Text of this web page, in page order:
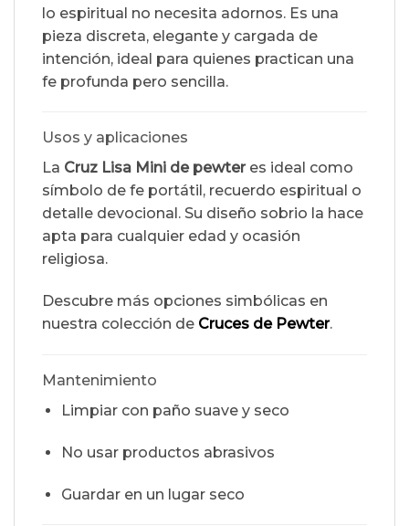
lo espiritual no necesita adornos. Es una
pieza discreta, elegante y cargada de
intención, ideal para quienes practican una
fe profunda pero sencilla.
Usos y aplicaciones
La Cruz Lisa Mini de pewteres ideal como
símbolo de fe portátil, recuerdo espiritual o
detalle devocional. Su diseño sobrio la hace
apta para cualquier edad y ocasión
religiosa.
Descubre más opciones simbólicas en
nuestra colección de Cruces de Pewter.
Mantenimiento
Limpiar con paño suave y seco
No usar productos abrasivos
Guardar en un lugar seco